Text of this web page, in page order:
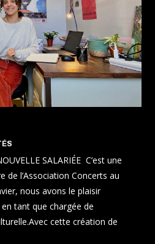
SALARIÉE C’est une
de l’Association Concerts au
nous avons le plaisir
en tant que chargée de
cette création de